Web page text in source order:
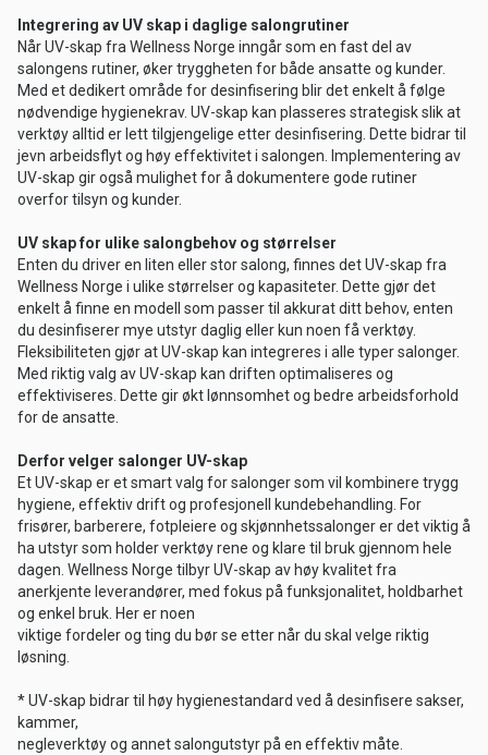
Integrering av UV skap i daglige salongrutiner
Når UV-skap fra Wellness Norge inngår som en fast del av
salongens rutiner, øker tryggheten for både ansatte og kunder.
Med et dedikert område for desinfisering blir det enkelt å følge
nødvendige hygienekrav. UV-skap kan plasseres strategisk slik at
verktøy alltid er lett tilgjengelige etter desinfisering. Dette bidrar til
jevn arbeidsflyt og høy effektivitet i salongen. Implementering av
UV-skap gir også mulighet for å dokumentere gode rutiner
overfor tilsyn og kunder.
UV skap for ulike salongbehov og størrelser
Enten du driver en liten eller stor salong, finnes det UV-skap fra
Wellness Norge i ulike størrelser og kapasiteter. Dette gjør det
enkelt å finne en modell som passer til akkurat ditt behov, enten
du desinfiserer mye utstyr daglig eller kun noen få verktøy.
Fleksibiliteten gjør at UV-skap kan integreres i alle typer salonger.
Med riktig valg av UV-skap kan driften optimaliseres og
effektiviseres. Dette gir økt lønnsomhet og bedre arbeidsforhold
for de ansatte.
Derfor velger salonger UV-skap
Et UV-skap er et smart valg for salonger som vil kombinere trygg
hygiene, effektiv drift og profesjonell kundebehandling. For
frisører, barberere, fotpleiere og skjønnhetssalonger er det viktig å
ha utstyr som holder verktøy rene og klare til bruk gjennom hele
dagen. Wellness Norge tilbyr UV-skap av høy kvalitet fra
anerkjente leverandører, med fokus på funksjonalitet, holdbarhet
og enkel bruk. Her er noen
viktige fordeler og ting du bør se etter når du skal velge riktig
løsning.
* UV-skap bidrar til høy hygienestandard ved å desinfisere sakser,
kammer,
negleverktøy og annet salongutstyr på en effektiv måte.